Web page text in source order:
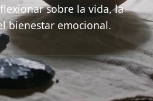
sobre la vida, la
bienestar emocional.